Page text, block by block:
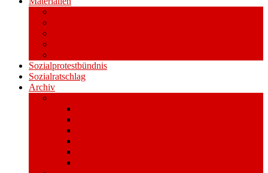
Sozialprotestbündnis
Sozialratschlag
Archiv